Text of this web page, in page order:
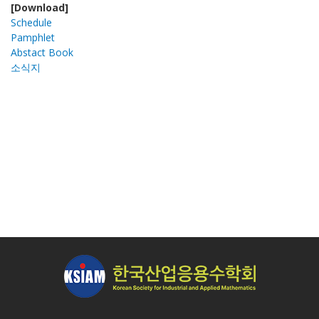
[Download]
Schedule
Pamphlet
Abstact Book
소식지